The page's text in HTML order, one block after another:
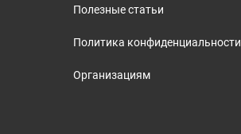
Полезные статьи
Политика конфиденциальности
Организациям